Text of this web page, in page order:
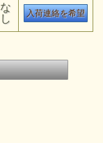
な
し
入荷連絡を希望